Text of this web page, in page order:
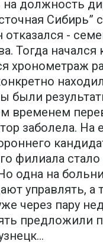
на должность
Сибирь”
отказался -
Тогда начался
хронометраж
были
временем
заболела. На
филиала
одна на
управлять, а
через пару
предложили